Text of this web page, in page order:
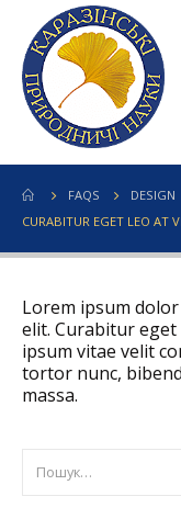
FAQS
DESIGN
CURABITUR EGET LEO AT
Lorem ipsum
elit. Curabitur
ipsum vitae velit
tortor nunc,
massa.